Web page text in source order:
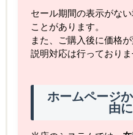
セール期間の表示がな
ことがあります。
また、ご購入後に価格
説明対応は行っておりま
ホームページ
由